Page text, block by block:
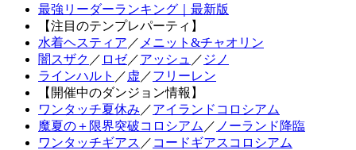
最強リーダーランキング｜最新版
【注目のテンプレパーティ】
水着ヘスティア ／ メニット&チャオリン
闇スザク ／ ロゼ／アッシュ ／ ジノ
ラインハルト ／ 虚 ／フリーレン
【開催中のダンジョン情報】
ワンタッチ夏休み ／アイランドコロシアム
魔夏の＋限界突破コロシアム ／ ノーランド降臨
ワンタッチギアス ／ コードギアスコロシアム